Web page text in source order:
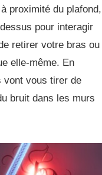
proximité du plafond,
pour interagir
retirer votre bras ou
elle-même. En
vont vous tirer de
bruit dans les murs